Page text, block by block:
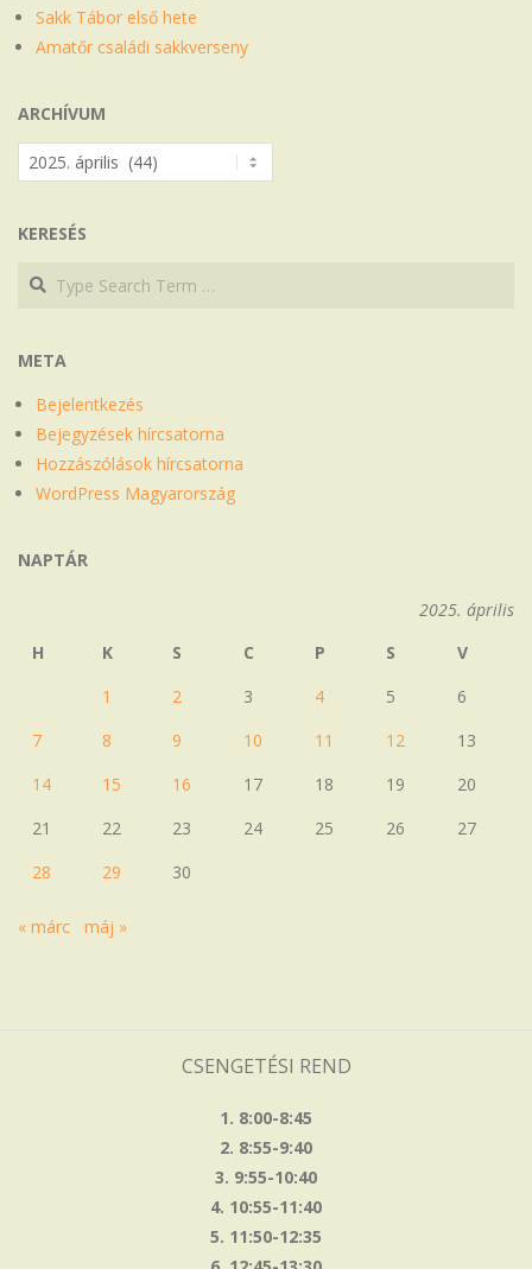
Sakk Tábor első hete
Amatőr családi sakkverseny
ARCHÍVUM
Archívum
KERESÉS
Search
Search
META
Bejelentkezés
Bejegyzések hírcsatorna
Hozzászólások hírcsatorna
WordPress Magyarország
NAPTÁR
2025. április
H
K S C P S
V
1
2 3 4 5
6
7
8 9 10 11 12
13
14
15 16 17 18 19
20
21
22 23 24 25 26
27
28
29 30
« márc máj »
CSENGETÉSI REND
1. 8:00-8:45
2. 8:55-9:40
3. 9:55-10:40
4. 10:55-11:40
5. 11:50-12:35